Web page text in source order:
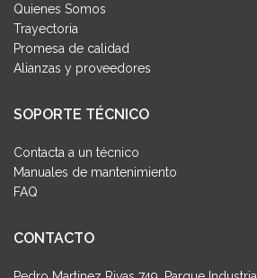
Quienes Somos
Trayectoria
Promesa de calidad
Alianzas y proveedores
SOPORTE TÉCNICO
Contacta a un técnico
Manuales de mantenimiento
FAQ
CONTACTO